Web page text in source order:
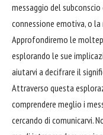
messaggio del
connessione emotiva, o
Approfondiremo le
esplorando le sue
aiutarvi a decifrare il
Attraverso questa
comprendere meglio i
cercando di comunicarvi.